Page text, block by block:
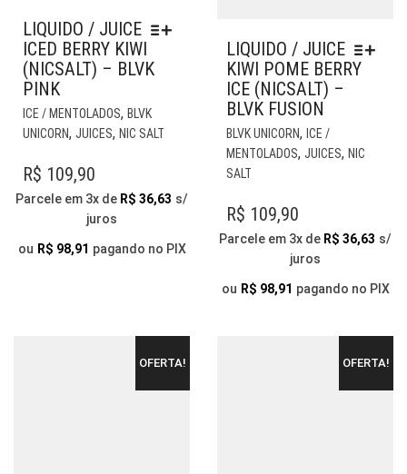
LIQUIDO / JUICE
ICED BERRY KIWI
(NICSALT) – BLVK
PINK
ICE / MENTOLADOS, BLVK
UNICORN, JUICES, NIC SALT
PRODUTO
AS
PODEM
ESCOLHIDAS
PRODUTO
R$ 109,90
Parcele em 3x de R$ 36,63 s/
juros
ou R$ 98,91 pagando no PIX
LIQUIDO / JUICE
KIWI POME BERRY
ICE (NICSALT) –
BLVK FUSION
BLVK UNICORN, ICE /
MENTOLADOS, JUICES, NIC
SALT
SER
DO
R$ 109,90
Parcele em 3x de R$ 36,63 s/
juros
ou R$ 98,91 pagando no PIX
OFERTA! OFERTA!